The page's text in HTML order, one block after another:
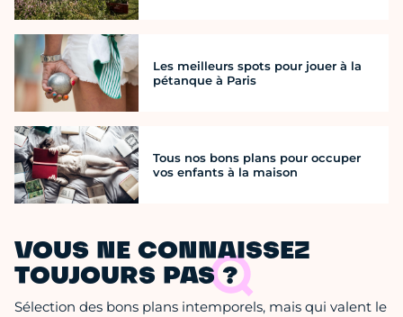
Les meilleurs spots pour jouer à la
pétanque à Paris
Tous nos bons plans pour occuper
vos enfants à la maison
VOUS NE CONNAISSEZ
TOUJOURS PAS ?
Sélection des bons plans intemporels, mais qui valent le